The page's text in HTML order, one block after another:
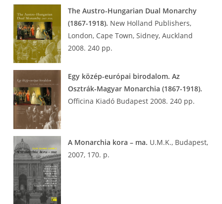
The Austro-Hungarian Dual Monarchy
(1867-1918). New Holland Publishers,
London, Cape Town, Sidney, Auckland
2008. 240 pp.
Egy közép-európai birodalom. Az
Osztrák-Magyar Monarchia (1867-1918).
Officina Kiadó Budapest 2008. 240 pp.
A Monarchia kora – ma. U.M.K., Budapest,
2007, 170. p.